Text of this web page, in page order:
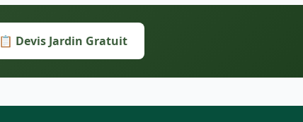
📋 Devis Jardin Gratuit